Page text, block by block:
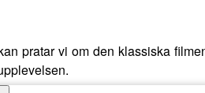
pratar vi om den klassiska